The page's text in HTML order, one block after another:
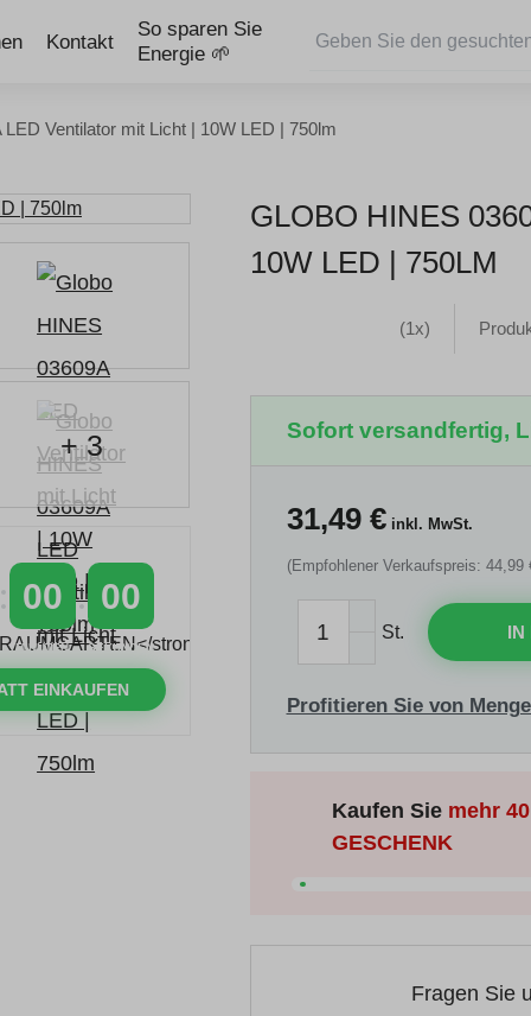
Kontakt
So sparen Sie
Energie 🌱
Ventilator mit Licht | 10W LED | 750lm
GLOBO HINES
10W LED | 750LM
+ 3
00
MINUTEN
00
SEKUNDEN
EINKAUFEN
(1x)
Sofort versandfertig,
31,49€inkl. MwSt.
(Empfohlener Verkaufspreis: 44,99
St. IN
Profitieren Sie von
Kaufen Sie mehr
GESCHENK
Fragen Sie